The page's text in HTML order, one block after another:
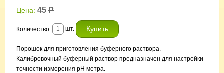
Цена: 45 Р
Количество: шт.
Порошок для приготовления буферного раствора.
Калибровочный буферный раствор предназначен для настройки
точности измерения pH метра.